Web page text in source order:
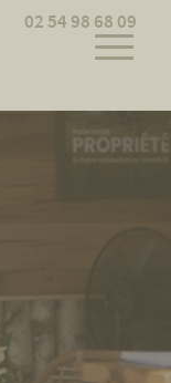
02 54 98 68 09